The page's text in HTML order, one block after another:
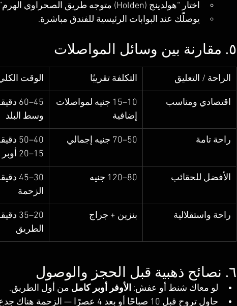
اختار “هولدينج (Holden) متوجه طريق الصحراوي الهرم” مثلاً.
يوصلّك عند البوابات الرئيسية للفندق مباشرة.
٥. مقارنة بين وسائل المواصلات
الوقت التكلفة تقريبًا الراحة / التعليق
45–60
وسط البلد
10–15 جنيه لمواصلات
إضافية
اقتصادي ومناسب
40–50
15–20 أوبر
50–70 جنيه إجمالي راحة تامة
الزحمة
80–120 جنيه الأفضل للحقائب
الطريق
بنزين + جراج راحة واستقلالية
٦. نصائح ذهبية قبل الحجز والوصول
لو معاك شنط أو عفش: الأوفر أوبر كامل من أول الطريق.
حاول تروح قبل 10 صباحًا أو بعد 4 عصرًا — الزحمة هناك جدع.